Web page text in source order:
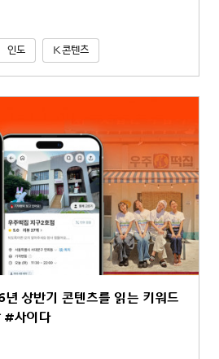
인도 K콘텐츠
상반기 콘텐츠를 읽는 키워드
#사이다